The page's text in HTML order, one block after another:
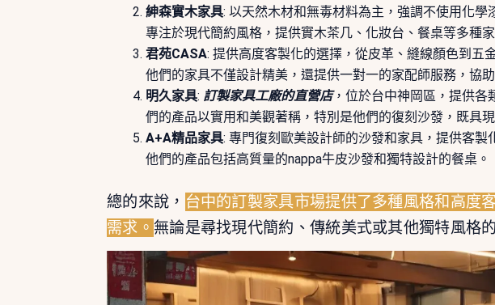
紳森實木家具: 以天然木材和無毒材料為主，強調不使用化
專注於現代簡約風格，提供實木茶几、化妝台、餐桌等多種家
君苑CASA: 提供高度客製化的選擇，從皮革、縫線顏色到五
他們的家具不僅設計精美，還提供一對一的家配師服務，協
明久家具: 訂製家具工廠的直營店，位於台中神岡區，提供各
們的產品以實用和美觀著稱，特別是他們的復刻沙發，既具
A+A精品家具: 專門復刻歐美設計師的沙發和家具，提供客製
他們的產品包括高質量的nappa牛皮沙發和獨特設計的餐桌。
總的來說， 台中的訂製家具市場提供了多種風格和高度
需求。 無論是尋找現代簡約、傳統美式或其他獨特風格